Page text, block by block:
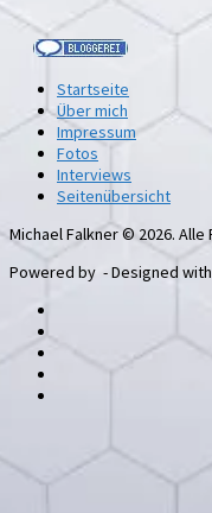
Startseite
Über mich
Impressum
Fotos
Interviews
Seitenübersicht
Michael Falkner © 2026.
Powered by - Designed with